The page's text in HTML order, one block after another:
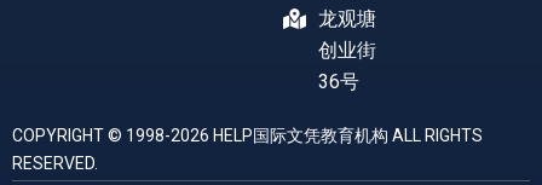
龙观塘
创业街
36号
COPYRIGHT © 1998-2026 HELP国际文凭教育机构 ALL RIGHTS
RESERVED.